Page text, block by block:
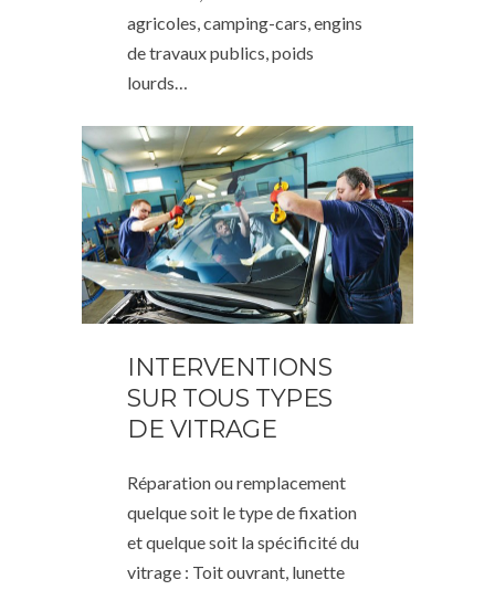
agricoles, camping-cars, engins
de travaux publics, poids
lourds…
INTERVENTIONS
SUR TOUS TYPES
DE VITRAGE
Réparation ou remplacement
quelque soit le type de fixation
et quelque soit la spécificité du
vitrage : Toit ouvrant, lunette